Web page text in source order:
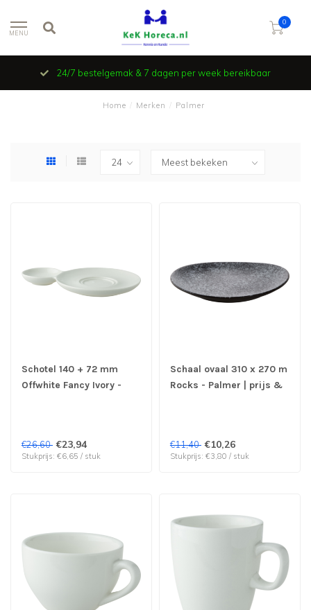
MENU
0
24/7 bestelgemak & 7 dagen per week bereikbaar
Home Merken Palmer
Schotel 140 + 72 mm
Offwhite Fancy Ivory -
€26,60 €23,94
Stukprijs: €6,65 / stuk
Schaal ovaal 310 x 270 m
Rocks - Palmer | prijs &
€11,40 €10,26
Stukprijs: €3,80 / stuk